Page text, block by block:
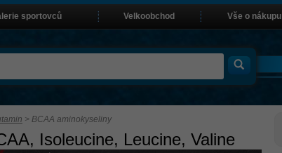
> BCAA aminokyseliny
Isoleucine, Leucine, Valine
sportovců Velkoobchod Vše o nákupu